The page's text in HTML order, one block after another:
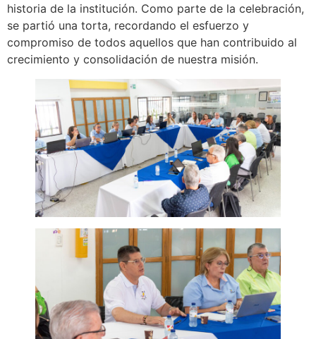
historia de la institución. Como parte de la celebración,
se partió una torta, recordando el esfuerzo y
compromiso de todos aquellos que han contribuido al
crecimiento y consolidación de nuestra misión.